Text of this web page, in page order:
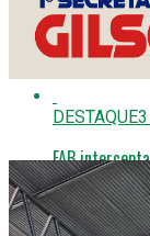
Vídeo:
Jamaica
DESTAQUE
FAB
para forçar